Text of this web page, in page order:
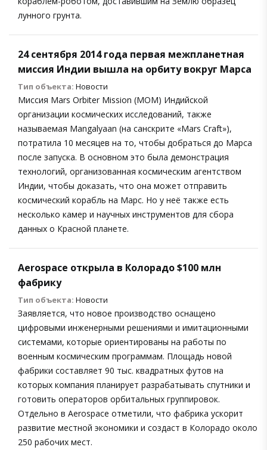
лунного грунта.
24 сентября 2014 года первая межпланетная
миссия Индии вышла на орбиту вокруг Марса
Тип объекта: Новости
Миссия Mars Orbiter Mission (MOM) Индийской
организации космических исследований, также
называемая Mangalyaan (на санскрите «Mars Craft»),
потратила 10 месяцев на то, чтобы добраться до Марса
после запуска. В основном это была демонстрация
технологий, организованная космическим агентством
Индии, чтобы доказать, что она может отправить
космический корабль на Марс. Но у неё также есть
несколько камер и научных инструментов для сбора
данных о Красной планете.
Aerospace открыла в Колорадо $100 млн
фабрику
Тип объекта: Новости
Заявляется, что новое производство оснащено
цифровыми инженерными решениями и имитационными
системами, которые ориентированы на работы по
военным космическим программам. Площадь новой
фабрики составляет 90 тыс. квадратных футов на
которых компания планирует разрабатывать спутники и
готовить операторов орбитальных группировок.
Отдельно в Aerospace отметили, что фабрика ускорит
развитие местной экономики и создаст в Колорадо около
250 рабочих мест.